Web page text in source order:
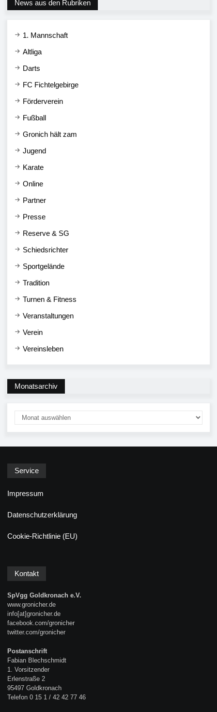
News aus den Rubriken
1. Mannschaft
Altliga
Darts
FC Fichtelgebirge
Förderverein
Fußball
Gronich hält zam
Jugend
Karate
Online
Partner
Presse
Reserve & SG
Schiedsrichter
Sportgelände
Tradition
Turnen & Fitness
Veranstaltungen
Verein
Vereinsleben
Monatsarchiv
Service
Impressum
Datenschutzerklärung
Cookie-Richtlinie (EU)
Kontakt
SpVgg Goldkronach e.V.
www.gronicher.de
info[at]gronicher.de
facebook.com/gronicher
twitter.com/gronicher
Postanschrift
Fabian Blechschmidt
1. Vorsitzender
Erlenstraße 2
95497 Goldkronach
Telefon 0 15 1 / 42 42 77 46